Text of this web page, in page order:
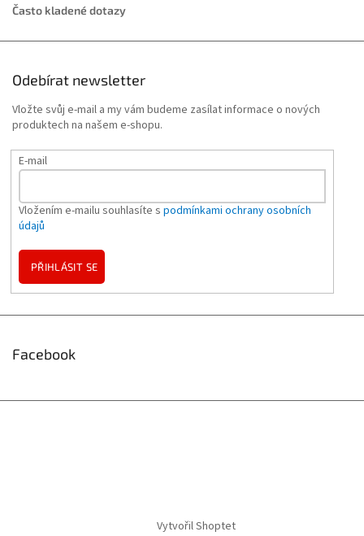
Často kladené dotazy
Odebírat newsletter
Vložte svůj e-mail a my vám budeme zasílat informace o nových
produktech na našem e-shopu.
E-mail
Vložením e-mailu souhlasíte s podmínkami ochrany osobních
údajů
PŘIHLÁSIT SE
Facebook
Vytvořil Shoptet